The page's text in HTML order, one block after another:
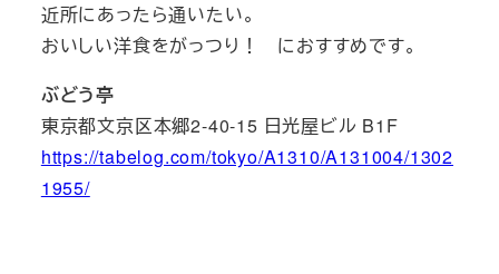
近所にあったら通いたい。
おいしい洋食をがっつり！ におすすめです。
ぶどう亭
東京都文京区本郷2-40-15 日光屋ビル B1F
https://tabelog.com/tokyo/A1310/A131004/1302
1955/